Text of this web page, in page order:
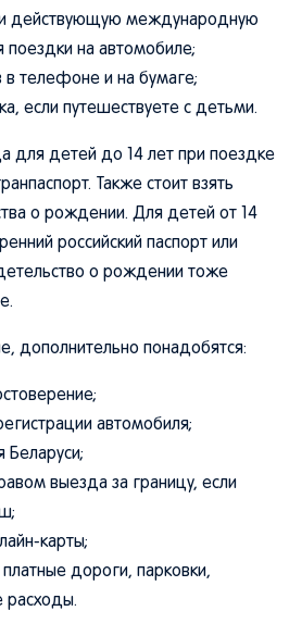
действующую международную
поездки на автомобиле;
в телефоне и на бумаге;
если путешествуете с детьми.
для детей до 14 лет при поездке
Также стоит взять
о рождении. Для детей от 14
российский паспорт или
о рождении тоже
дополнительно понадобятся:
автомобиля;
Беларуси;
выезда за границу, если
карты;
платные дороги, парковки,
расходы.